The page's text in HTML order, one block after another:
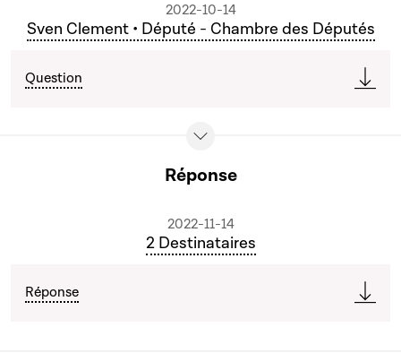
2022-10-14
Sven Clement • Député - Chambre des Députés
Question
Réponse
2022-11-14
2 Destinataires
Réponse